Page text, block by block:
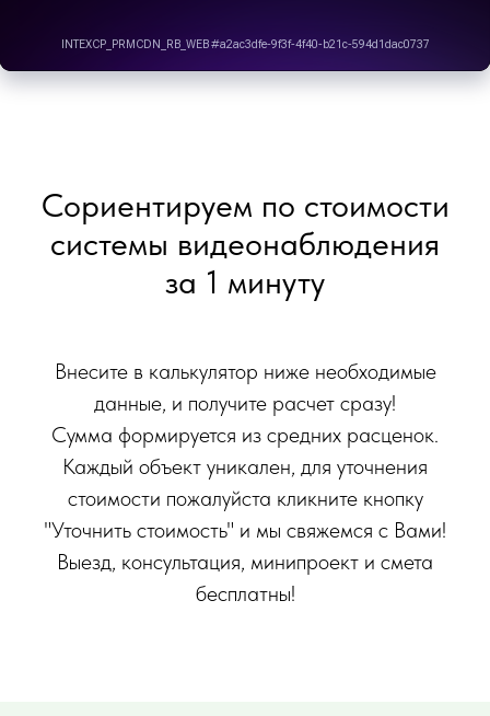
Сориентируем по стоимости
системы видеонаблюдения
за 1 минуту
Внесите в калькулятор ниже необходимые
данные, и получите расчет сразу!
Сумма формируется из средних расценок.
Каждый объект уникален, для уточнения
стоимости пожалуйста кликните кнопку
"Уточнить стоимость" и мы свяжемся с Вами!
Выезд, консультация, минипроект и смета
бесплатны!